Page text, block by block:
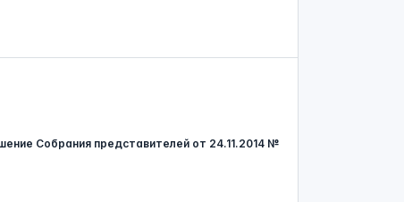
Собрания представителей от 24.11.2014 №